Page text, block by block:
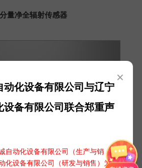
×
动化设备有限公司与辽宁
设备有限公司联合郑重声
动化设备有限公司（生产与销
化设备有限公司（研发与销售）为
量净全辐射传感器